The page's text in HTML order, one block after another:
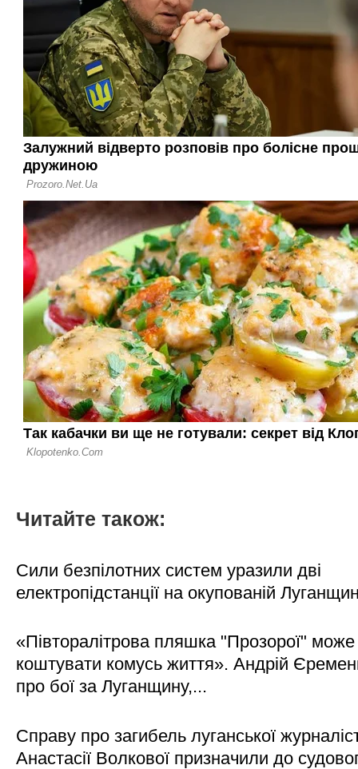
Читайте також:
Сили безпілотних систем уразили дві
електропідстанції на окупованій
«Півторалітрова пляшка "Прозорої" може
коштувати комусь життя». Андрій
про бої за Луганщину,...
Справу про загибель луганської
Анастасії Волкової призначили до